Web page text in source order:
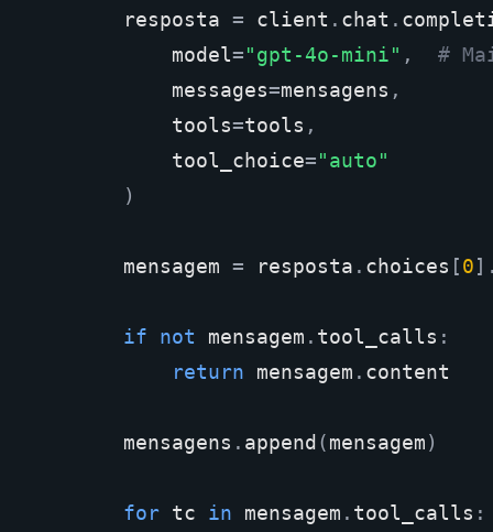
resposta = client . chat .
model="gpt-4o-mini" ,
#
messages=mensagens ,
tools=tools ,
tool_choice="auto"
)
mensagem = resposta . choices [0]
if not mensagem . tool_calls :
return
mensagem . content
mensagens . append (mensagem)
for tc in mensagem . tool_calls :